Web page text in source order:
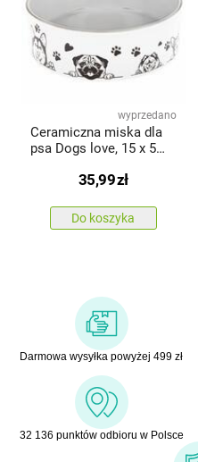
wyprzedano
Ceramiczna miska dla
psa Dogs love, 15 x 5
35,99zł
Do koszyka
Darmowa wysyłka powyżej 499 zł
32 136 punktów odbioru w Polsce